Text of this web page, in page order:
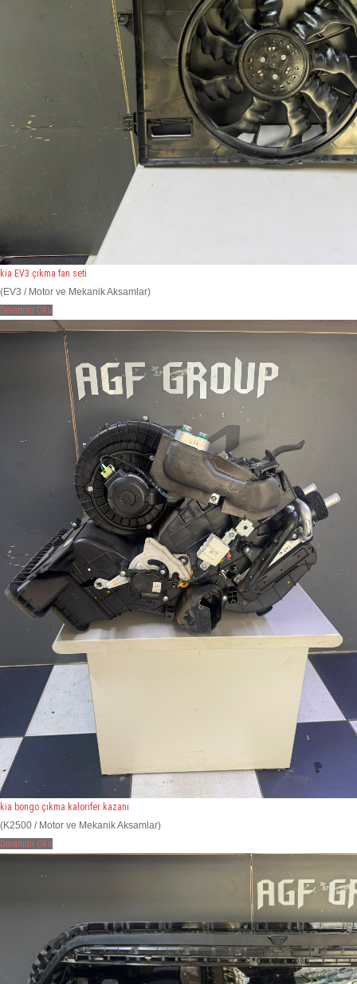
kia EV3 çıkma fan seti
(EV3 / Motor ve Mekanik Aksamlar)
Devamını Oku
kia bongo çıkma kalorifer kazanı
(K2500 / Motor ve Mekanik Aksamlar)
Devamını Oku